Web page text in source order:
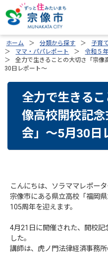
ホーム 分類から探す 子育
ママ・パパレポート
令和５
全力で生きることの大切さ「宗像
30日レポート～
全力で生きる
像高校開校記
会」～5月30日
こんにちは、ソラママレポータ
宗像市にある県立高校「福岡
105周年を迎えます。
4月21日に開催された、開校
した。
講師は、虎ノ門法律経済事務